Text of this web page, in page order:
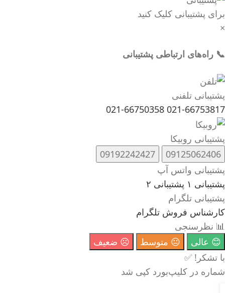
برای پشتیبانی کلیک کنید
×
📞 راه‌های ارتباطی پشتیبانی
پشتیبانی تلفنی
021-66753817
021-66750358
پشتیبانی روبیکا
09125062406
09192242427
پشتیبانی واتس آپ
پشتیبانی ۱
پشتیبانی ۲
پشتیبانی تلگرام
کارشناس فروش تلگرام
📊 نظرسنجی
😊 عالی
😐 متوسط
☹️ ضعیف
با تشکر! ✅
شماره در کلیپ‌بورد کپی شد